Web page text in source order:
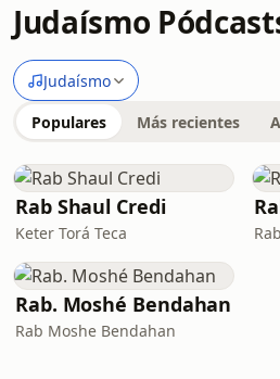
Judaísmo
Judaísmo
Populares Más recientes
Rab Shaul Credi
Keter Torá Teca
Rab. Moshé Bendahan
Rab Moshe Bendahan